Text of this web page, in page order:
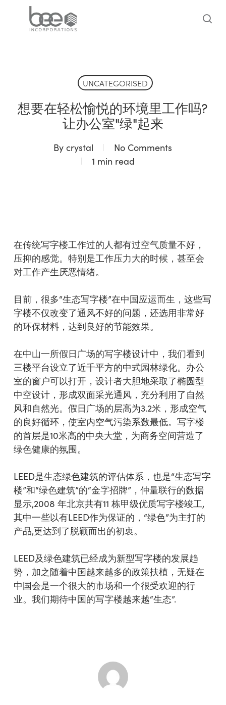
UNCATEGORISED
想要在轻松愉悦的环境里工作吗?
让办公室"绿"起来
By crystal
No Comments
1 min read
在传统写字楼工作过的人都有过空气质量不好，
压抑的感觉。特别是工作压力大的时候，甚至会
对工作产生厌恶情绪。
目前，很多“生态写字楼”在中国应运而生，这些写
字楼不仅改变了通风不好的问题，还选用非常好
的环保材料，达到良好的节能效果。
在中山一所假日广场的写字楼设计中，我们看到
三楼平台设立了近千平方的中式园林绿化。办公
室的窗户可以打开，设计者大胆地采取了椭圆型
中空设计，形成双面采光通风，充分利用了自然
风和自然光。假日广场的层高为3.2米，形成空气
的良好循环，使室内空气污染系数最低。写字楼
的首层是10米高的中央大堂，为商务空间营造了
绿色健康的氛围。
LEED是生态绿色建筑的评估体系，也是“生态写字
楼”和“绿色建筑”的“金字招牌”，仲量联行的数据
显示,2008 年北京共有11 栋甲级优质写字楼竣工,
其中一些以有LEED作为保证的，“绿色”为主打的
产品,更达到了脱颖而出的初衷。
LEED及绿色建筑已经成为新型写字楼的发展趋
势，加之随着中国越来越多的政策扶植，无疑在
中国会是一个很大的市场和一个很受欢迎的行
业。我们期待中国的写字楼越来越“生态”.